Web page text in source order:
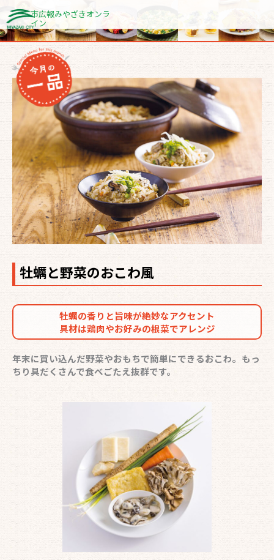
容
を
市広報みやざきオンラ
イン
牡蠣と野菜のおこわ風
牡蠣の香りと旨味が絶妙なアクセント
具材は鶏肉やお好みの根菜でアレンジ
年末に買い込んだ野菜やおもちで簡単にできるおこわ。もっ
ちり具だくさんで食べごたえ抜群です。